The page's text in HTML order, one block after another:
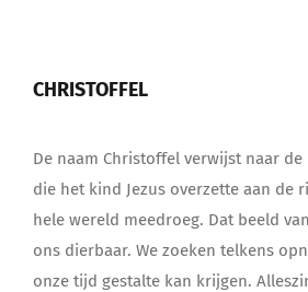
CHRISTOFFEL
De naam Christoffel verwijst naar de
die het kind Jezus overzette aan de
hele wereld meedroeg. Dat beeld
ons dierbaar. We zoeken telkens
onze tijd gestalte kan krijgen.